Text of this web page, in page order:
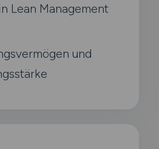
Lean Management
und